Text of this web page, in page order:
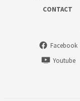
CONTACT
Facebook
Youtube